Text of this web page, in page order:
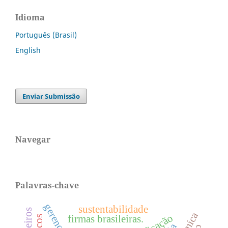
Idioma
Português (Brasil)
English
Enviar Submissão
Navegar
Palavras-chave
firmas brasileiras.
sustentabilidade